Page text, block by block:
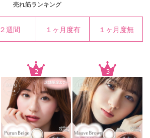
売れ筋ランキング
２週間 １ヶ月度有 １ヶ月度無